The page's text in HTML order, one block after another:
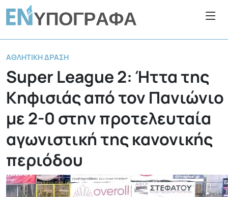
ΑΘΛΗΤΙΚΉ ΔΡΆΣΗ
Super League 2: Ήττα της
Κηφισιάς από τον Πανιώνιο
με 2-0 στην προτελευταία
αγωνιστική της κανονικής
περιόδου